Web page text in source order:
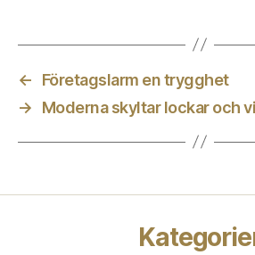
←
Företagslarm en trygghet
→
Moderna skyltar lockar och